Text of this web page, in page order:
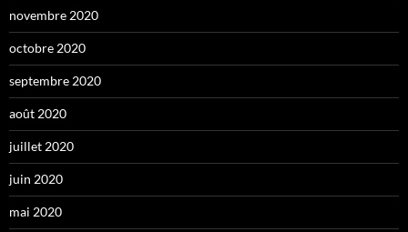
novembre 2020
octobre 2020
septembre 2020
août 2020
juillet 2020
juin 2020
mai 2020